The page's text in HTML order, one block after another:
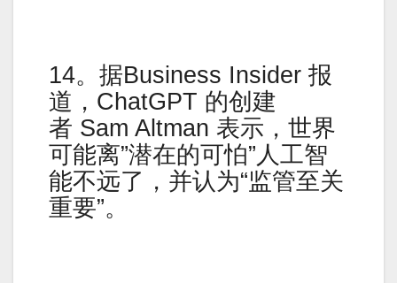
14。据Business Insider 报
道，ChatGPT 的创建
者 Sam Altman 表示，世界
可能离”潜在的可怕”人工智
能不远了，并认为“监管至关
重要”。